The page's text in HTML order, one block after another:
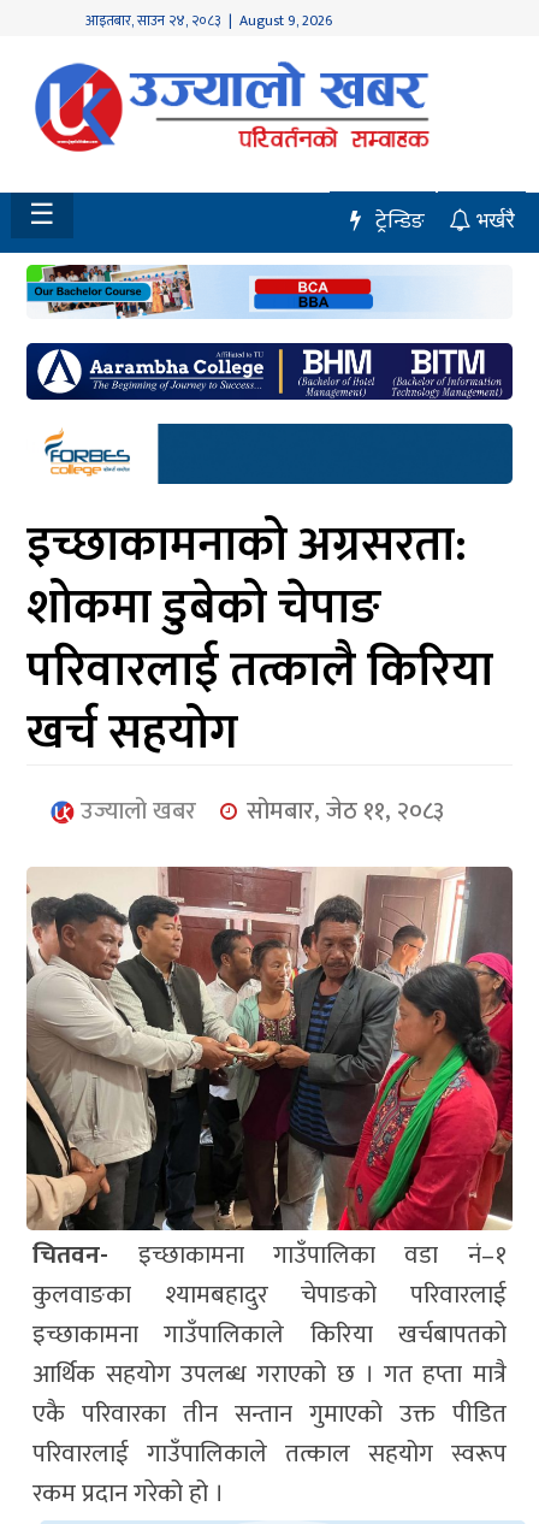
आइतबार,साउन २४, २०८३ | August 9, 2026
होमपेज
नवलपुर
विशेष
मध्य
नेपाल
चितवन
सेरोफेरो
समाचार
आर्थिक
मनोरञ्जन
खेलकुद
अन्तर्राष्ट्रिय/
युनिकोड
☰ भर्खरै
ट्रेन्डिङ
इच्छाकामनाको अग्रसरता:
शोकमा डुबेको चेपाङ
परिवारलाई तत्कालै किरिया
खर्च सहयोग
उज्यालो खबर सोमबार, जेठ ११, २०८३
चितवन- इच्छाकामना गाउँपालिका वडा नं–१
कुलवाङका श्यामबहादुर चेपाङको परिवारलाई
इच्छाकामना गाउँपालिकाले किरिया खर्चबापतको
आर्थिक सहयोग उपलब्ध गराएको छ । गत हप्ता मात्रै
एकै परिवारका तीन सन्तान गुमाएको उक्त पीडित
परिवारलाई गाउँपालिकाले तत्काल सहयोग स्वरूप
रकम प्रदान गरेको हो ।